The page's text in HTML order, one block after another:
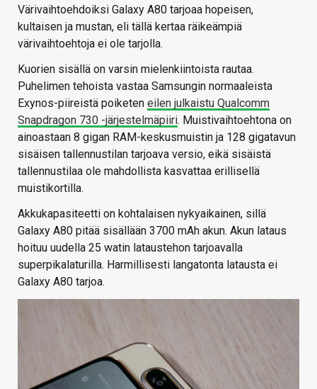
Värivaihtoehdoiksi Galaxy A80 tarjoaa hopeisen,
kultaisen ja mustan, eli tällä kertaa räikeämpiä
värivaihtoehtoja ei ole tarjolla.
Kuorien sisällä on varsin mielenkiintoista rautaa.
Puhelimen tehoista vastaa Samsungin normaaleista
Exynos-piireistä poiketen eilen julkaistu Qualcomm
Snapdragon 730 -järjestelmäpiiri. Muistivaihtoehtona on
ainoastaan 8 gigan RAM-keskusmuistin ja 128 gigatavun
sisäisen tallennustilan tarjoava versio, eikä sisäistä
tallennustilaa ole mahdollista kasvattaa erillisellä
muistikortilla.
Akkukapasiteetti on kohtalaisen nykyaikainen, sillä
Galaxy A80 pitää sisällään 3700 mAh akun. Akun lataus
hoituu uudella 25 watin lataustehon tarjoavalla
superpikalaturilla. Harmillisesti langatonta latausta ei
Galaxy A80 tarjoa.